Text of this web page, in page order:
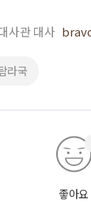
사관 대사
라국
좋아요